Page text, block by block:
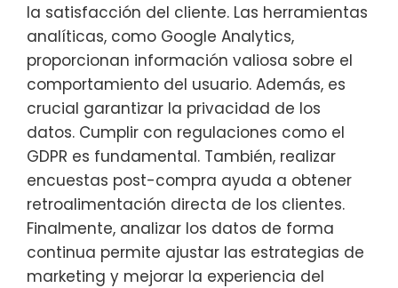
la satisfacción del cliente. Las herramientas
analíticas, como Google Analytics,
proporcionan información valiosa sobre el
comportamiento del usuario. Además, es
crucial garantizar la privacidad de los
datos. Cumplir con regulaciones como el
GDPR es fundamental. También, realizar
encuestas post-compra ayuda a obtener
retroalimentación directa de los clientes.
Finalmente, analizar los datos de forma
continua permite ajustar las estrategias de
marketing y mejorar la experiencia del